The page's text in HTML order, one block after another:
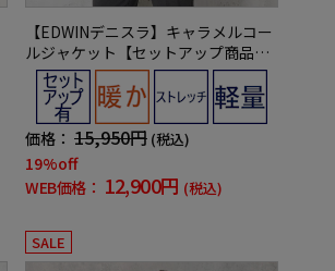
【EDWINデニスラ】キャラメルコー
ルジャケット【セットアップ商品
有】軽量ストレッチ無地秋冬
価格： 15,950円 (税込)
19%off
WEB価格： 12,900円 (税込)
SALE